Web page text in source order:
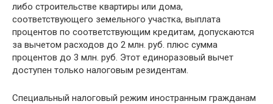
либо строительстве квартиры или дома,
соответствующего земельного участка, выплата
процентов по соответствующим кредитам, допускаются
за вычетом расходов до 2 млн. руб. плюс сумма
процентов до 3 млн. руб. Этот единоразовый вычет
доступен только налоговым резидентам.
Специальный налоговый режим иностранным гражданам